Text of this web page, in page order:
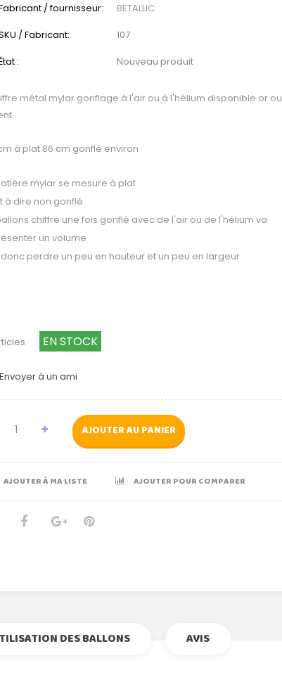
/ fournisseur:
BETALLIC
/ Fabricant:
107
:
Nouveau produit
métal mylar gonflage à l'air ou à l'hélium disponible or ou
à plat 86 cm gonflé environ
mylar se mesure à plat
à dire non gonflé
chiffre une fois gonflé avec de l'air ou de l'hélium va
un volume
donc perdre un peu en hauteur et un peu en largeur
EN STOCK
Envoyer à un ami
AJOUTER AU PANIER
AJOUTER À MA LISTE AJOUTER POUR COMPARER
DES BALLONS AVIS